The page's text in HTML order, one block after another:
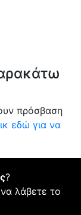
πρόσβαση
εδώ για να
?
λάβετε το